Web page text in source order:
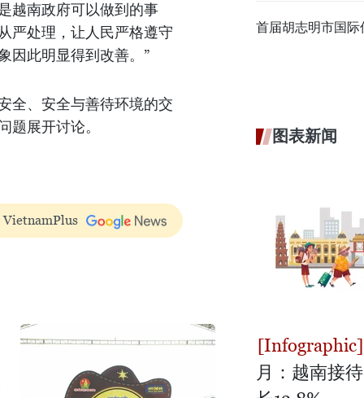
越南政府可以做到的事
严处理，让人民严格遵守
因此明显得到改善。”
全、安全与善待环境的交
题展开讨论。
VietnamPlus
首届胡志明市国
图表新闻
月：越南接